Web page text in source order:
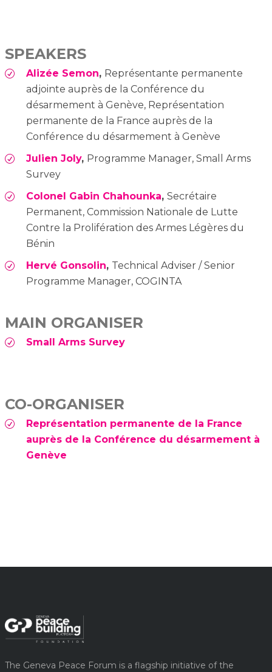
SPEAKERS
Alizée Semon, Représentante permanente
adjointe auprès de la Conférence du
désarmement à Genève, Représentation
permanente de la France auprès de la
Conférence du désarmement à Genève
Julien Joly, Programme Manager, Small Arms
Survey
Colonel Gabin Chahounka, Secrétaire
Permanent, Commission Nationale de Lutte
Contre la Prolifération des Armes Légères du
Bénin
Hervé Gonsolin, Technical Adviser / Senior
Programme Manager, COGINTA
MAIN ORGANISER
Small Arms Survey
CO-ORGANISER
Représentation permanente de la France
auprès de la Conférence du désarmement à
Genève
The Geneva Peace Forum is a flagship initiative of the